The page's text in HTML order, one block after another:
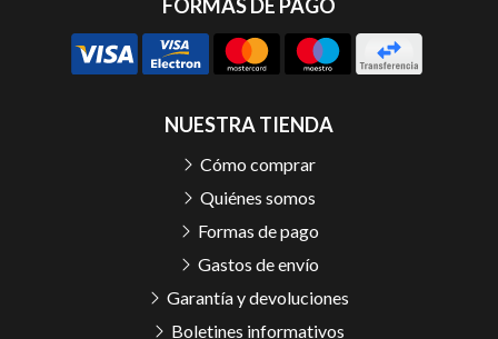
FORMAS DE PAGO
NUESTRA TIENDA
Cómo comprar
Quiénes somos
Formas de pago
Gastos de envío
Garantía y devoluciones
Boletines informativos